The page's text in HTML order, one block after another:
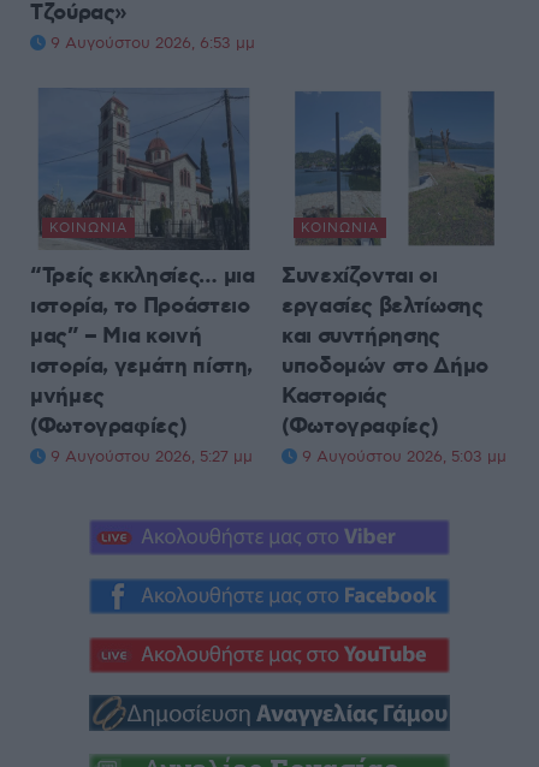
Τζούρας»
9 Αυγούστου 2026, 6:53 μμ
ΚΟΙΝΩΝΊΑ
“Τρείς εκκλησίες… μια
ιστορία, το Προάστειο
μας” – Μια κοινή
ιστορία, γεμάτη πίστη,
μνήμες
(Φωτογραφίες)
9 Αυγούστου 2026, 5:27 μμ
ΚΟΙΝΩΝΊΑ
Συνεχίζονται οι
εργασίες βελτίωσης
και συντήρησης
υποδομών στο Δήμο
Καστοριάς
(Φωτογραφίες)
9 Αυγούστου 2026, 5:03 μμ